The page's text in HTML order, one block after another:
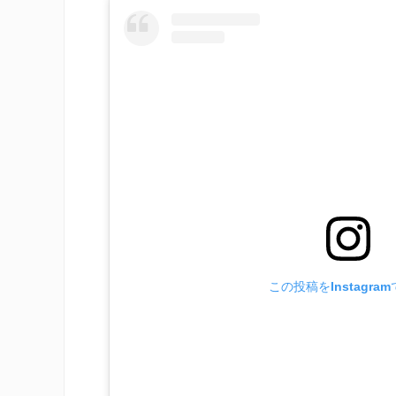
この投稿をInstagram